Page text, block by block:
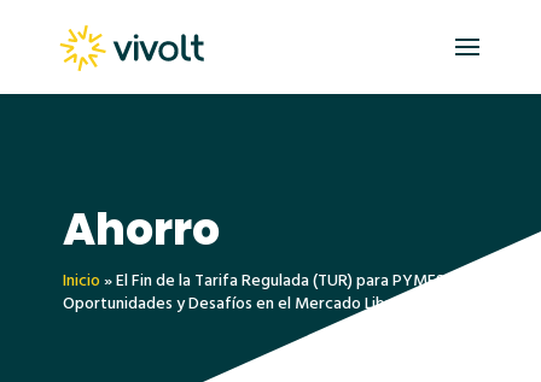
Ahorro
Inicio»El Fin de la Tarifa Regulada (TUR) para PYMES:
Oportunidades y Desafíos en el Mercado Libre